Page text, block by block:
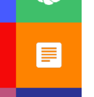
(ALS) ou aide
dont vous
un logement